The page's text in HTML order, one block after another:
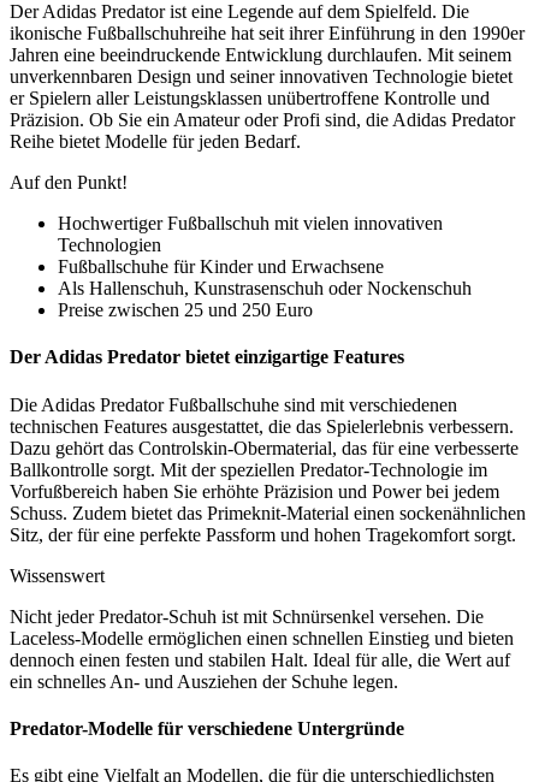
Der Adidas Predator ist eine Legende auf dem Spielfeld. Die
ikonische Fußballschuhreihe hat seit ihrer Einführung in den 1990er
Jahren eine beeindruckende Entwicklung durchlaufen. Mit seinem
unverkennbaren Design und seiner innovativen Technologie bietet
er Spielern aller Leistungsklassen unübertroffene Kontrolle und
Präzision. Ob Sie ein Amateur oder Profi sind, die Adidas Predator
Reihe bietet Modelle für jeden Bedarf.
Auf den Punkt!
Hochwertiger Fußballschuh mit vielen innovativen
Technologien
Fußballschuhe für Kinder und Erwachsene
Als Hallenschuh, Kunstrasenschuh oder Nockenschuh
Preise zwischen 25 und 250 Euro
Der Adidas Predator bietet einzigartige Features
Die Adidas Predator Fußballschuhe sind mit verschiedenen
technischen Features ausgestattet, die das Spielerlebnis verbessern.
Dazu gehört das Controlskin-Obermaterial, das für eine verbesserte
Ballkontrolle sorgt. Mit der speziellen Predator-Technologie im
Vorfußbereich haben Sie erhöhte Präzision und Power bei jedem
Schuss. Zudem bietet das Primeknit-Material einen sockenähnlichen
Sitz, der für eine perfekte Passform und hohen Tragekomfort sorgt.
Wissenswert
Nicht jeder Predator-Schuh ist mit Schnürsenkel versehen. Die
Laceless-Modelle ermöglichen einen schnellen Einstieg und bieten
dennoch einen festen und stabilen Halt. Ideal für alle, die Wert auf
ein schnelles An- und Ausziehen der Schuhe legen.
Predator-Modelle für verschiedene Untergründe
Es gibt eine Vielfalt an Modellen, die für die unterschiedlichsten